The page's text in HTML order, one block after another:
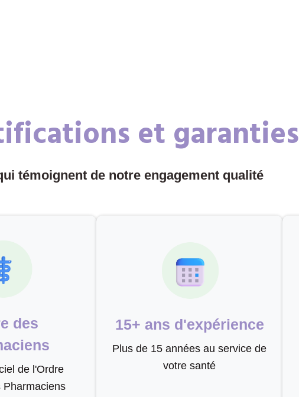
et garanties
témoignent de notre engagement qualité
des
de l'Ordre
Pharmaciens
15+ ans d'expérience
Plus de 15 années au service de
votre santé